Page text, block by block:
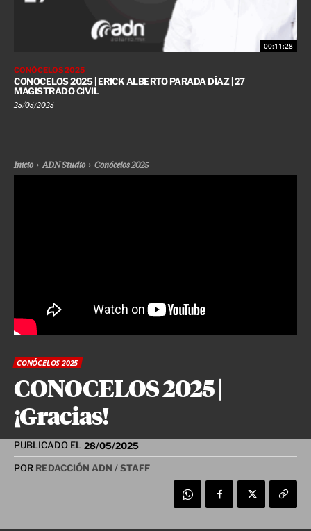
00:11:28
CONÓCELOS 2025
CONOCELOS 2025 | ERICK ALBERTO PARADA DÍAZ | 27
MAGISTRADO CIVIL
25/05/2025